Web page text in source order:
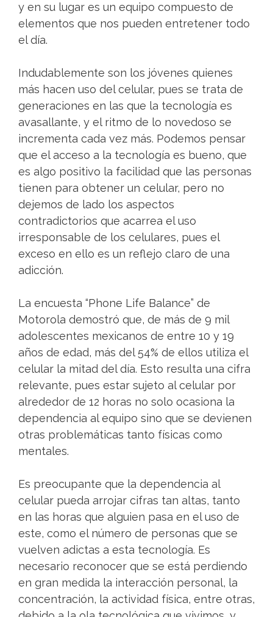
y en su lugar es un equipo compuesto de
elementos que nos pueden entretener todo
el día.
Indudablemente son los jóvenes quienes
más hacen uso del celular, pues se trata de
generaciones en las que la tecnología es
avasallante, y el ritmo de lo novedoso se
incrementa cada vez más. Podemos pensar
que el acceso a la tecnología es bueno, que
es algo positivo la facilidad que las personas
tienen para obtener un celular, pero no
dejemos de lado los aspectos
contradictorios que acarrea el uso
irresponsable de los celulares, pues el
exceso en ello es un reflejo claro de una
adicción.
La encuesta “Phone Life Balance” de
Motorola demostró que, de más de 9 mil
adolescentes mexicanos de entre 10 y 19
años de edad, más del 54% de ellos utiliza el
celular la mitad del día. Esto resulta una cifra
relevante, pues estar sujeto al celular por
alrededor de 12 horas no solo ocasiona la
dependencia al equipo sino que se devienen
otras problemáticas tanto físicas como
mentales.
Es preocupante que la dependencia al
celular pueda arrojar cifras tan altas, tanto
en las horas que alguien pasa en el uso de
este, como el número de personas que se
vuelven adictas a esta tecnología. Es
necesario reconocer que se está perdiendo
en gran medida la interacción personal, la
concentración, la actividad física, entre otras,